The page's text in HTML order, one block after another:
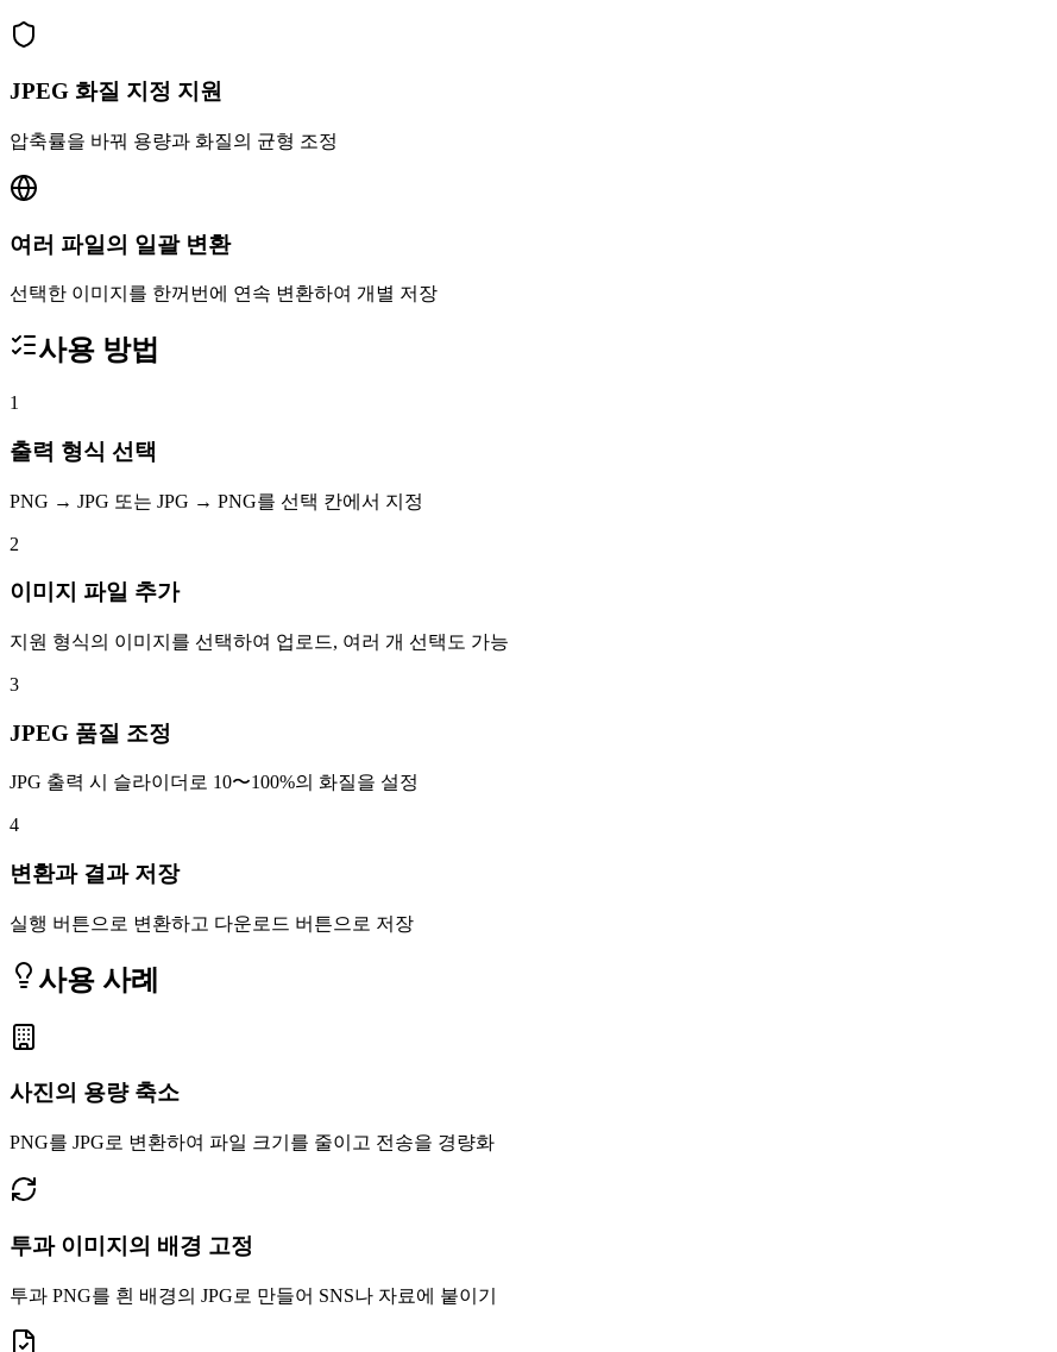
JPEG 화질 지정 지원
압축률을 바꿔 용량과 화질의 균형 조정
여러 파일의 일괄 변환
선택한 이미지를 한꺼번에 연속 변환하여 개별 저장
사용 방법
1
출력 형식 선택
PNG → JPG 또는 JPG → PNG를 선택 칸에서 지정
2
이미지 파일 추가
지원 형식의 이미지를 선택하여 업로드, 여러 개 선택도 가능
3
JPEG 품질 조정
JPG 출력 시 슬라이더로 10〜100%의 화질을 설정
4
변환과 결과 저장
실행 버튼으로 변환하고 다운로드 버튼으로 저장
사용 사례
사진의 용량 축소
PNG를 JPG로 변환하여 파일 크기를 줄이고 전송을 경량화
투과 이미지의 배경 고정
투과 PNG를 흰 배경의 JPG로 만들어 SNS나 자료에 붙이기